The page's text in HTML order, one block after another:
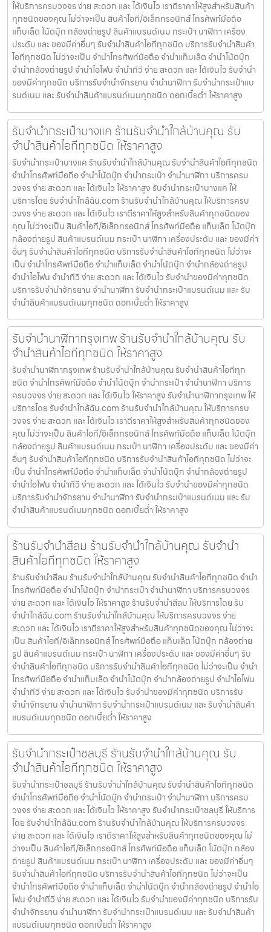
ให้บริการครบวงจร ง่าย สะดวก และ ได้เงินไว เราตีราคาให้สูงสำหรับสินค้า
ทุกชนิดของคุณ ไม่ว่าจะเป็น สินค้าไอที/อิเล็กทรอนิกส์ โทรศัพท์มือถือ
แท็บเล็ต โน้ตบุ๊ก กล้องถ่ายรูป สินค้าแบรนด์เนม กระเป๋า นาฬิกา เครื่อง
ประดับ และ ของมีค่าอื่นๆ รับจำนำสินค้าไอทีทุกชนิด บริการรับจำนำสินค้า
ไอทีทุกชนิด ไม่ว่าจะเป็น จำนำโทรศัพท์มือถือ จำนำแท็บเล็ต จำนำโน้ตบุ๊ก
จำนำกล้องถ่ายรูป จำนำไอโฟน จำนำทีวี ง่าย สะดวก และ ได้เงินไว รับจำนำ
ของมีค่าทุกชนิด บริการรับจำนำจักรยาน จำนำนาฬิกา รับจำนำกระเป๋าแบ
รนด์เนม และ รับจำนำสินค้าแบรนด์เนมทุกชนิด ดอกเบี้ยต่ำ ให้ราคาสูง
รับจำนำกระเป๋าบางแค ร้านรับจำนำใกล้บ้านคุณ รับ
จำนำสินค้าไอทีทุกชนิด ให้ราคาสูง
รับจำนำกระเป๋าบางแค ร้านรับจำนำใกล้บ้านคุณ รับจำนำสินค้าไอทีทุกชนิด
จำนำโทรศัพท์มือถือ จำนำโน้ตบุ๊ก จำนำกระเป๋า จำนำนาฬิกา บริการครบ
วงจร ง่าย สะดวก และ ได้เงินไว ให้ราคาสูง รับจำนำกระเป๋าบางแค ให้
บริการโดย รับจํานําใกล้ฉัน.com ร้านรับจำนำใกล้บ้านคุณ ให้บริการครบ
วงจร ง่าย สะดวก และ ได้เงินไว เราตีราคาให้สูงสำหรับสินค้าทุกชนิดของ
คุณ ไม่ว่าจะเป็น สินค้าไอที/อิเล็กทรอนิกส์ โทรศัพท์มือถือ แท็บเล็ต โน้ตบุ๊ก
กล้องถ่ายรูป สินค้าแบรนด์เนม กระเป๋า นาฬิกา เครื่องประดับ และ ของมีค่า
อื่นๆ รับจำนำสินค้าไอทีทุกชนิด บริการรับจำนำสินค้าไอทีทุกชนิด ไม่ว่าจะ
เป็น จำนำโทรศัพท์มือถือ จำนำแท็บเล็ต จำนำโน้ตบุ๊ก จำนำกล้องถ่ายรูป
จำนำไอโฟน จำนำทีวี ง่าย สะดวก และ ได้เงินไว รับจำนำของมีค่าทุกชนิด
บริการรับจำนำจักรยาน จำนำนาฬิกา รับจำนำกระเป๋าแบรนด์เนม และ รับ
จำนำสินค้าแบรนด์เนมทุกชนิด ดอกเบี้ยต่ำ ให้ราคาสูง
รับจำนำนาฬิกากรุงเทพ ร้านรับจำนำใกล้บ้านคุณ รับ
จำนำสินค้าไอทีทุกชนิด ให้ราคาสูง
รับจำนำนาฬิกากรุงเทพ ร้านรับจำนำใกล้บ้านคุณ รับจำนำสินค้าไอทีทุก
ชนิด จำนำโทรศัพท์มือถือ จำนำโน้ตบุ๊ก จำนำกระเป๋า จำนำนาฬิกา บริการ
ครบวงจร ง่าย สะดวก และ ได้เงินไว ให้ราคาสูง รับจำนำนาฬิกากรุงเทพ ให้
บริการโดย รับจํานําใกล้ฉัน.com ร้านรับจำนำใกล้บ้านคุณ ให้บริการครบ
วงจร ง่าย สะดวก และ ได้เงินไว เราตีราคาให้สูงสำหรับสินค้าทุกชนิดของ
คุณ ไม่ว่าจะเป็น สินค้าไอที/อิเล็กทรอนิกส์ โทรศัพท์มือถือ แท็บเล็ต โน้ตบุ๊ก
กล้องถ่ายรูป สินค้าแบรนด์เนม กระเป๋า นาฬิกา เครื่องประดับ และ ของมีค่า
อื่นๆ รับจำนำสินค้าไอทีทุกชนิด บริการรับจำนำสินค้าไอทีทุกชนิด ไม่ว่าจะ
เป็น จำนำโทรศัพท์มือถือ จำนำแท็บเล็ต จำนำโน้ตบุ๊ก จำนำกล้องถ่ายรูป
จำนำไอโฟน จำนำทีวี ง่าย สะดวก และ ได้เงินไว รับจำนำของมีค่าทุกชนิด
บริการรับจำนำจักรยาน จำนำนาฬิกา รับจำนำกระเป๋าแบรนด์เนม และ รับ
จำนำสินค้าแบรนด์เนมทุกชนิด ดอกเบี้ยต่ำ ให้ราคาสูง
ร้านรับจำนำสีลม ร้านรับจำนำใกล้บ้านคุณ รับจำนำ
สินค้าไอทีทุกชนิด ให้ราคาสูง
ร้านรับจำนำสีลม ร้านรับจำนำใกล้บ้านคุณ รับจำนำสินค้าไอทีทุกชนิด จำนำ
โทรศัพท์มือถือ จำนำโน้ตบุ๊ก จำนำกระเป๋า จำนำนาฬิกา บริการครบวงจร
ง่าย สะดวก และ ได้เงินไว ให้ราคาสูง ร้านรับจำนำสีลม ให้บริการโดย รับ
จํานําใกล้ฉัน.com ร้านรับจำนำใกล้บ้านคุณ ให้บริการครบวงจร ง่าย
สะดวก และ ได้เงินไว เราตีราคาให้สูงสำหรับสินค้าทุกชนิดของคุณ ไม่ว่าจะ
เป็น สินค้าไอที/อิเล็กทรอนิกส์ โทรศัพท์มือถือ แท็บเล็ต โน้ตบุ๊ก กล้องถ่าย
รูป สินค้าแบรนด์เนม กระเป๋า นาฬิกา เครื่องประดับ และ ของมีค่าอื่นๆ รับ
จำนำสินค้าไอทีทุกชนิด บริการรับจำนำสินค้าไอทีทุกชนิด ไม่ว่าจะเป็น จำนำ
โทรศัพท์มือถือ จำนำแท็บเล็ต จำนำโน้ตบุ๊ก จำนำกล้องถ่ายรูป จำนำไอโฟน
จำนำทีวี ง่าย สะดวก และ ได้เงินไว รับจำนำของมีค่าทุกชนิด บริการรับ
จำนำจักรยาน จำนำนาฬิกา รับจำนำกระเป๋าแบรนด์เนม และ รับจำนำสินค้า
แบรนด์เนมทุกชนิด ดอกเบี้ยต่ำ ให้ราคาสูง
รับจำนำกระเป๋าชลบุรี ร้านรับจำนำใกล้บ้านคุณ รับ
จำนำสินค้าไอทีทุกชนิด ให้ราคาสูง
รับจำนำกระเป๋าชลบุรี ร้านรับจำนำใกล้บ้านคุณ รับจำนำสินค้าไอทีทุกชนิด
จำนำโทรศัพท์มือถือ จำนำโน้ตบุ๊ก จำนำกระเป๋า จำนำนาฬิกา บริการครบ
วงจร ง่าย สะดวก และ ได้เงินไว ให้ราคาสูง รับจำนำกระเป๋าชลบุรี ให้บริการ
โดย รับจํานําใกล้ฉัน.com ร้านรับจำนำใกล้บ้านคุณ ให้บริการครบวงจร
ง่าย สะดวก และ ได้เงินไว เราตีราคาให้สูงสำหรับสินค้าทุกชนิดของคุณ ไม่
ว่าจะเป็น สินค้าไอที/อิเล็กทรอนิกส์ โทรศัพท์มือถือ แท็บเล็ต โน้ตบุ๊ก กล้อง
ถ่ายรูป สินค้าแบรนด์เนม กระเป๋า นาฬิกา เครื่องประดับ และ ของมีค่าอื่นๆ
รับจำนำสินค้าไอทีทุกชนิด บริการรับจำนำสินค้าไอทีทุกชนิด ไม่ว่าจะเป็น
จำนำโทรศัพท์มือถือ จำนำแท็บเล็ต จำนำโน้ตบุ๊ก จำนำกล้องถ่ายรูป จำนำไอ
โฟน จำนำทีวี ง่าย สะดวก และ ได้เงินไว รับจำนำของมีค่าทุกชนิด บริการรับ
จำนำจักรยาน จำนำนาฬิกา รับจำนำกระเป๋าแบรนด์เนม และ รับจำนำสินค้า
แบรนด์เนมทุกชนิด ดอกเบี้ยต่ำ ให้ราคาสูง